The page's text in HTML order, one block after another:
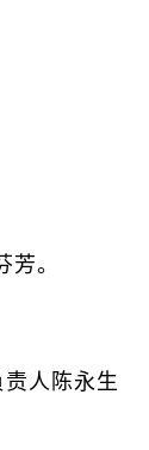
。
人陈永生